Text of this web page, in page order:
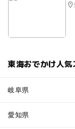
東海おでかけ人
岐阜県
愛知県